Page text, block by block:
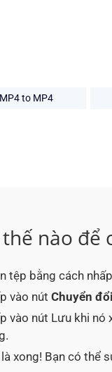
MP4 to MP4
nào để
tệp bằng cách
vào nút Chuyển đổi
vào nút Lưu khi nó
xong! Bạn có thể